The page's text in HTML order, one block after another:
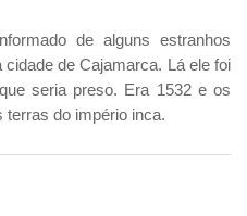
de alguns estranhos
de Cajamarca. Lá ele foi
seria preso. Era 1532 e os
terras do império inca.